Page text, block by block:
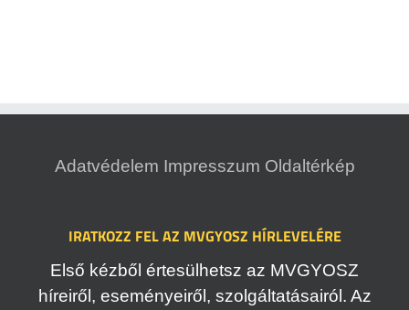
Adatvédelem Impresszum Oldaltérkép
IRATKOZZ FEL AZ MVGYOSZ HÍRLEVELÉRE
Első kézből értesülhetsz az MVGYOSZ
híreiről, eseményeiről, szolgáltatásairól. Az